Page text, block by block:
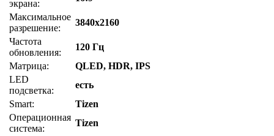
экрана:
Максимальное
разрешение:
3840x2160
Частота
обновления:
120 Гц
Матрица:
QLED, HDR, IPS
LED
подсветка:
есть
Smart:
Tizen
Операционная
система:
Tizen